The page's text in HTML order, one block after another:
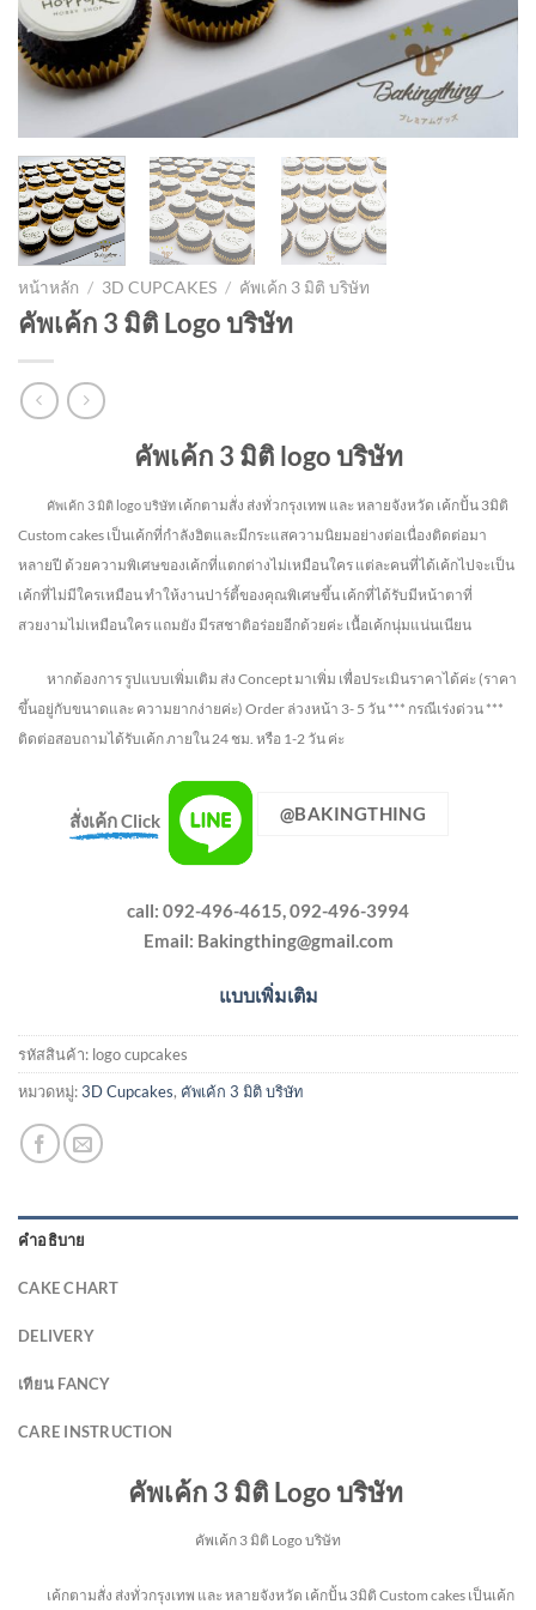
หน้าหลัก / 3D CUPCAKES / คัพเค้ก 3 มิติ บริษัท
คัพเค้ก 3 มิติ Logo บริษัท
คัพเค้ก 3 มิติ logo บริษัท
คัพเค้ก 3 มิติ logo บริษัท เค้กตามสั่ง ส่งทั่วกรุงเทพ และ หลายจังหวัด เค้กปั้น 3มิติ
Custom cakes เป็นเค้กที่กำลังฮิตและมีกระแสความนิยมอย่างต่อเนื่องติดต่อมา
หลายปี ด้วยความพิเศษของเค้กที่แตกต่างไม่เหมือนใคร แต่ละคนที่ได้เค้กไปจะเป็น
เค้กที่ไม่มีใครเหมือน ทำให้งานปาร์ตี้ของคุณพิเศษขึ้น เค้กที่ได้รับมีหน้าตาที่
สวยงามไม่เหมือนใคร แถมยัง มีรสชาติอร่อยอีกด้วยค่ะ เนื้อเค้กนุ่มแน่นเนียน
หากต้องการ รูปแบบเพิ่มเติม ส่ง Concept มาเพิ่ม เพื่อประเมินราคาได้ค่ะ (ราคา
ขึ้นอยู่กับขนาดและ ความยากง่ายค่ะ) Order ล่วงหน้า 3- 5 วัน *** กรณีเร่งด่วน ***
ติดต่อสอบถามได้รับเค้ก ภายใน 24 ชม. หรือ 1-2 วัน ค่ะ
สั่งเค้ก Click @BAKINGTHING
call: 092-496-4615, 092-496-3994
Email: Bakingthing@gmail.com
แบบเพิ่มเติม
รหัสสินค้า: logo cupcakes
หมวดหมู่:3D Cupcakes, คัพเค้ก 3 มิติ บริษัท
คำอธิบาย
CAKE CHART
DELIVERY
เทียน FANCY
CARE INSTRUCTION
คัพเค้ก 3 มิติ Logo บริษัท
คัพเค้ก 3 มิติ Logo บริษัท
เค้กตามสั่ง ส่งทั่วกรุงเทพ และ หลายจังหวัด เค้กปั้น 3มิติ Custom cakes เป็นเค้ก